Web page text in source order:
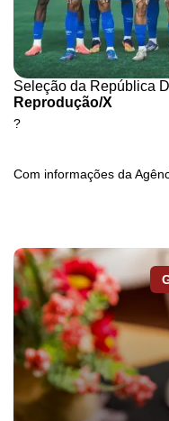
Seleção da República
Reprodução/X
?
Com informações da